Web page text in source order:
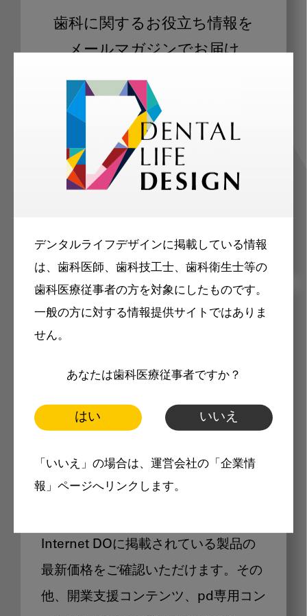
デンタルライフデザインに掲載している情報
は、歯科医師、歯科技工士、歯科衛生士等の
歯科医療従事者の方を対象にしたものです。
一般の方に対する情報提供サイトではありま
せん。
あなたは歯科医療従事者ですか？
はい いいえ
「いいえ」の場合は、運営会社の「企業情
報」ページへリンクします。
歯科に関するお役立ち情報を
メールマガジンでお届け
ご登録いただいた職種（歯科医師、歯
科衛生士、歯科技工士）に合わせた内
容のメールマガジンをお届けします。
メリット
製品価格も閲覧可能
Internet DOに掲載されている製品の
最新価格をご確認いただけます。その
他、開業支援コンテンツ、pd専用コン